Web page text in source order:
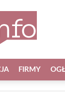
FIRMY